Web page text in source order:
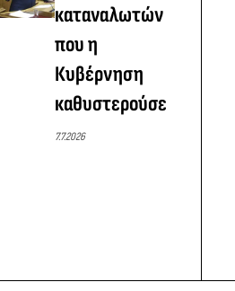
καταναλωτών
που η
Κυβέρνηση
καθυστερούσε
7.7.2026